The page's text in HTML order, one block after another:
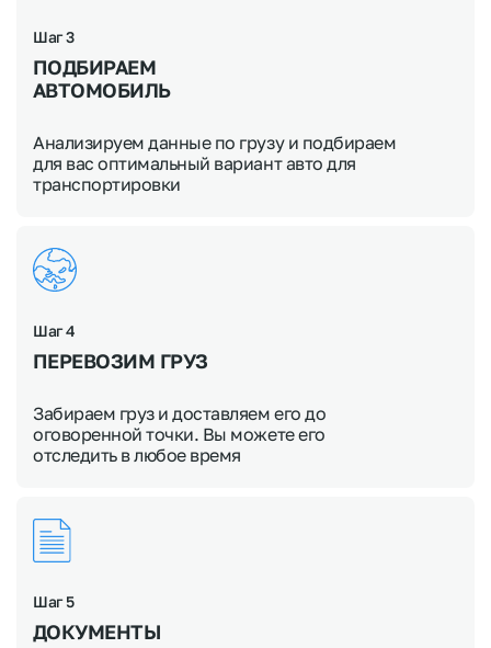
Шаг 3
ПОДБИРАЕМ
АВТОМОБИЛЬ
Анализируем данные по грузу и подбираем
для вас оптимальный вариант авто для
транспортировки
Шаг 4
ПЕРЕВОЗИМ ГРУЗ
Забираем груз и доставляем его до
оговоренной точки. Вы можете его
отследить в любое время
Шаг 5
ДОКУМЕНТЫ